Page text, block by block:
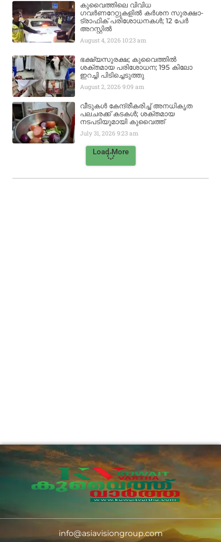
കുവൈത്തിലെ വിവിധ
ഗവർണറേറ്റുകളിൽ കർശന സുരക്ഷാ-
ട്രാഫിക് പരിശോധനകൾ; 12 പേർ
അറസ്റ്റിൽ
August 4, 2026 10:23 am
ഭക്ഷ്യസുരക്ഷ; കുവൈത്തിൽ
ശക്തമായ പരിശോധന; 195 കിലോ
ഇറച്ചി പിടിച്ചെടുത്തു
August 2, 20269:09 am
വീടുകൾ കേന്ദ്രീകരിച്ച് അനധികൃത
പലചരക്ക് കടകൾ; ശക്തമായ
നടപടിയുമായി കുവൈത്ത്
July 31, 20269:23 am
Load More
info@asiavisiongroup.com